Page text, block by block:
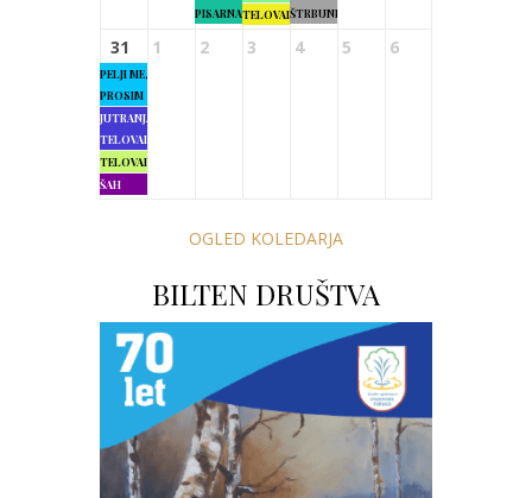
PISARNATELOVADBAŠTRBUNK
31
PELJI ME,
PROSIM
JUTRANJA
TELOVADBA
TELOVADBA
ŠAH
1 2 3 4 5 6
OGLED KOLEDARJA
BILTEN DRUŠTVA